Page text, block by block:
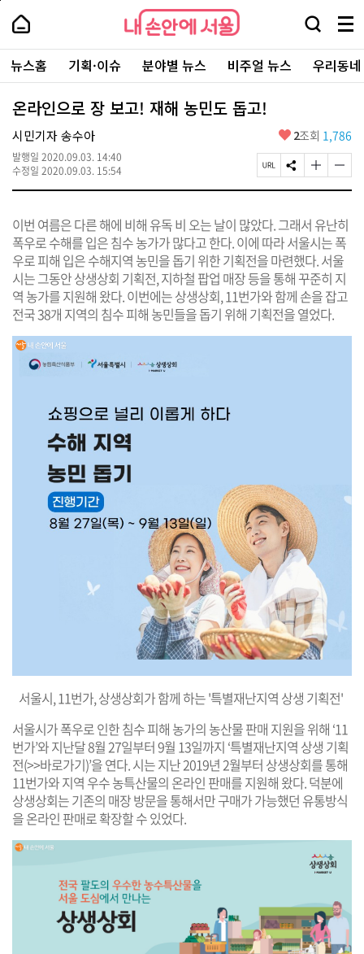
본
로
가
내
손
안
에
서
울
-
서
울
시
대
표
소
포
털
내
손
에
울
검
창
열
기
메
뉴
전
체
보
주
요
서
뉴스홈 기획·이슈 분야별 뉴스 비주얼 뉴스 우리동
온라인으로 장 보고! 재해 농민도 돕고!
시민기자 송수아
발행일 2020.09.03. 14:40
수정일 2020.09.03. 15:54
좋
요
2조회 1,786
페
이
R
L
복
사
S
N
유
하
기
글
자
크
게
변
경
하
기
글
자
작
게
변
경
하
기
이번 여름은 다른 해에 비해 유독 비 오는 날이 많았다. 그래서 유난히
폭우로 수해를 입은 침수 농가가 많다고 한다. 이에 따라 서울시는 폭
우로 피해 입은 수해지역 농민을 돕기 위한 기획전을 마련했다. 서울
시는 그동안 상생상회 기획전, 지하철 팝업 매장 등을 통해 꾸준히 지
역 농가를 지원해 왔다. 이번에는 상생상회, 11번가와 함께 손을 잡고
전국 38개 지역의 침수 피해 농민들을 돕기 위해 기획전을 열었다.
서울시, 11번가, 상생상회가 함께 하는 '특별재난지역 상생 기획전'
서울시가 폭우로 인한 침수 피해 농가의 농산물 판매 지원을 위해 ‘11
번가’와 지난달 8월 27일부터 9월 13일까지 ‘특별재난지역 상생 기획
전(>>바로가기)’을 연다. 시는 지난 2019년 2월부터 상생상회를 통해
11번가와 지역 우수 농특산물의 온라인 판매를 지원해 왔다. 덕분에
상생상회는 기존의 매장 방문을 통해서만 구매가 가능했던 유통방식
을 온라인 판매로 확장할 수 있었다.
페
상
단
로